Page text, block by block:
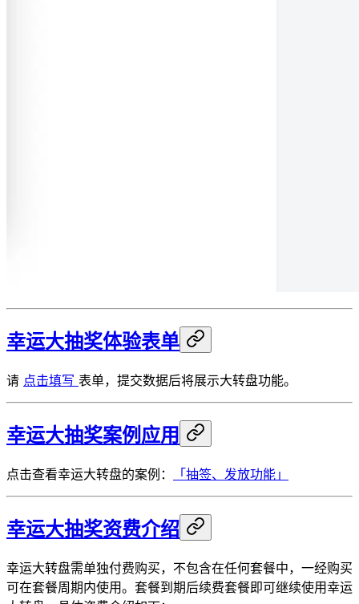
幸运大抽奖体验表单
请 点击填写 表单，提交数据后将展示大转盘功能。
幸运大抽奖案例应用
点击查看幸运大转盘的案例： 「抽签、发放功能」
幸运大抽奖资费介绍
幸运大转盘需单独付费购买，不包含在任何套餐中，一经购买
可在套餐周期内使用。套餐到期后续费套餐即可继续使用幸运